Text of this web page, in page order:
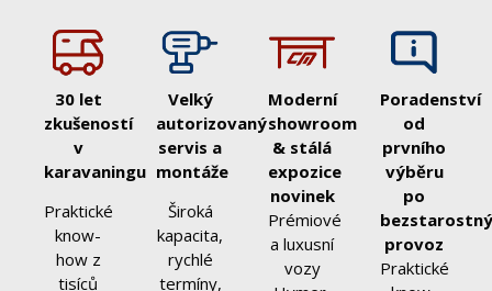
30 let
zkušeností
v
karavaningu
Praktické
know-
how z
tisíců
Velký
autorizovaný
servis a
montáže
Široká
kapacita,
rychlé
termíny,
Moderní
showroom
& stálá
expozice
novinek
Prémiové
a luxusní
vozy
Poradenství
od
prvního
výběru
po
bezstarostný
provoz
Praktické